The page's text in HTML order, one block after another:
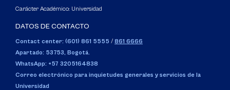
Carácter Académico: Universidad
DATOS DE CONTACTO
Contact center: (601) 861 5555 / 861 6666
Apartado: 53753, Bogotá.
WhatsApp: +57 3205164838
Correo electrónico para inquietudes generales y servicios de la
Universidad